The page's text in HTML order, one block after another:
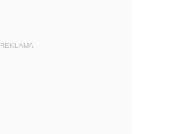
REKLAMA